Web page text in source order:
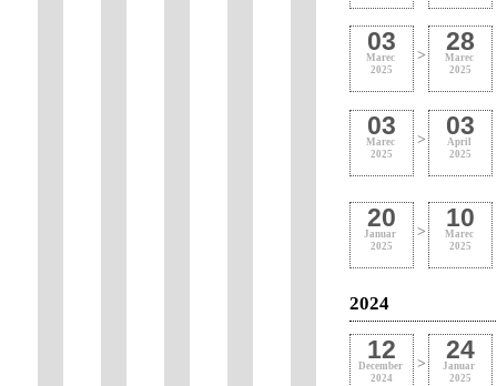
03
Marec
2025
> 28
Marec
2025
03
Marec
2025
> 03
April
2025
20
Januar
2025
> 10
Marec
2025
2024
12
December
2024
> 24
Januar
2025